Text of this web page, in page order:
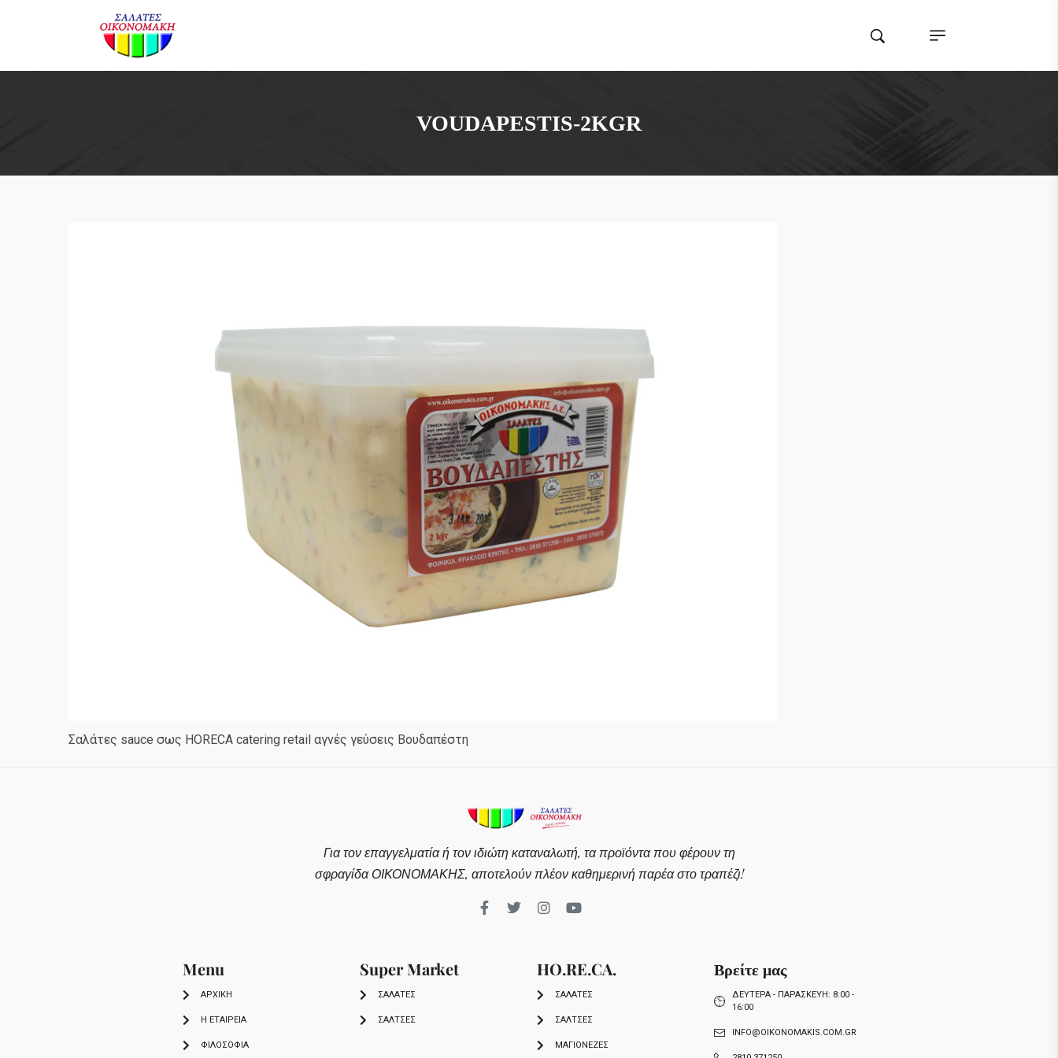
VOUDAPESTIS-2KGR
Σαλάτες sauce σως HORECA catering retail αγνές γεύσεις Βουδαπέστη
Για τον επαγγελματία ή τον ιδιώτη καταναλωτή, τα προϊόντα που φέρουν τη
σφραγίδα ΟΙΚΟΝΟΜΑΚΗΣ, αποτελούν πλέον καθημερινή παρέα στο τραπέζι!
Menu
ΑΡΧΙΚΗ
Η ΕΤΑΙΡΕΙΑ
ΦΙΛΟΣΟΦΙΑ
Super Market
ΣΑΛΑΤΕΣ
ΣΑΛΤΣΕΣ
HO.RE.CA.
ΣΑΛΑΤΕΣ
ΣΑΛΤΣΕΣ
ΜΑΓΙΟΝΕΖΕΣ
Βρείτε μας
ΔΕΥΤΕΡΑ - ΠΑΡΑΣΚΕΥΗ: 8:00 -
16:00
INFO@OIKONOMAKIS.COM.GR